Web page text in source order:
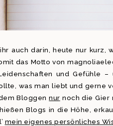
auch darin, heute nur kurz,
das Motto von
und Gefühle
was man liebt und gerne
Bloggennur noch die Gier
Blogs in die Höhe,
mein eigenes persönliches